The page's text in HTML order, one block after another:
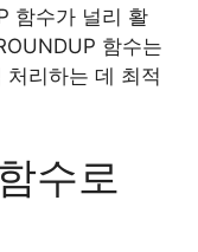
함수가 널리 활
함수는
리하는 데 최적
수로